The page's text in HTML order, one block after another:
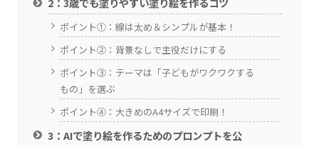
ポイント①：線は太め＆シンプルが基本！
ポイント②：背景なしで主役だけにする
ポイント③：テーマは「子どもがワクワクする
もの」を選ぶ
ポイント④：大きめのA4サイズで印刷！
3：AIで塗り絵を作るためのプロンプトを公